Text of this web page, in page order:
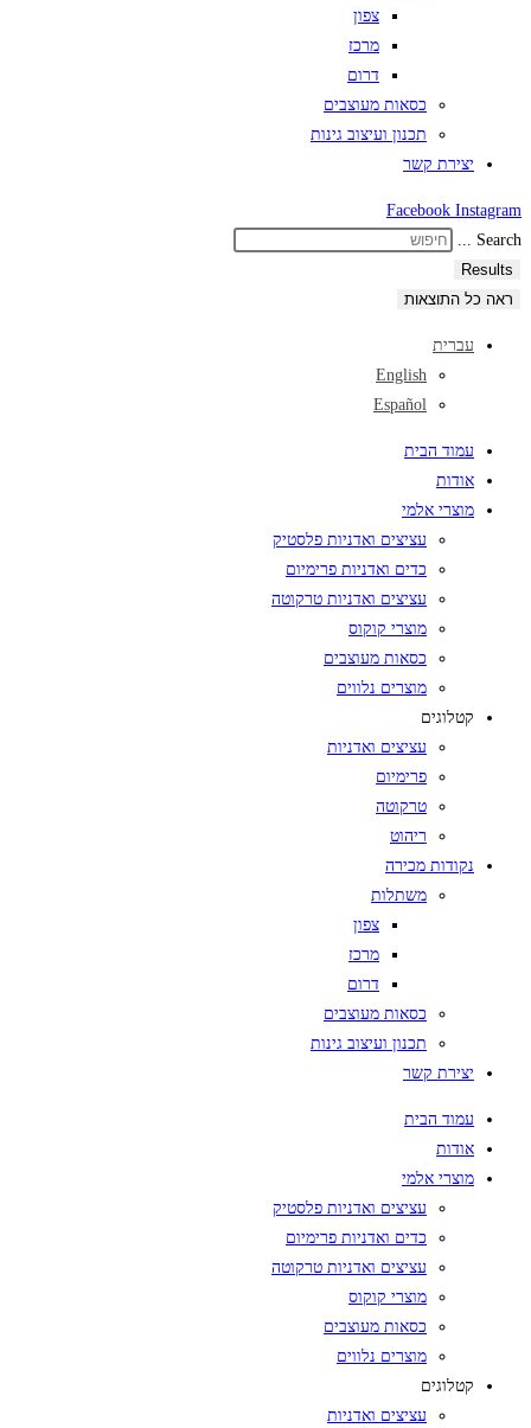
צפון
מרכז
דרום
כסאות מעוצבים
תכנון ועיצוב גינות
יצירת קשר
Facebook Instagram
Search ...
Results
ראה כל התוצאות
עברית
English
Español
עמוד הבית
אודות
מוצרי אלמי
עציצים ואדניות פלסטיק
כדים ואדניות פרימיום
עציצים ואדניות טרקוטה
מוצרי קוקוס
כסאות מעוצבים
מוצרים נלווים
קטלוגים
עציצים ואדניות
פרימיום
טרקוטה
ריהוט
נקודות מכירה
משתלות
צפון
מרכז
דרום
כסאות מעוצבים
תכנון ועיצוב גינות
יצירת קשר
עמוד הבית
אודות
מוצרי אלמי
עציצים ואדניות פלסטיק
כדים ואדניות פרימיום
עציצים ואדניות טרקוטה
מוצרי קוקוס
כסאות מעוצבים
מוצרים נלווים
קטלוגים
עציצים ואדניות